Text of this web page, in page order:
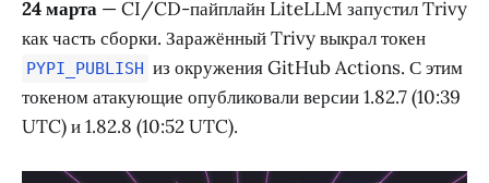
24 марта — CI/CD-пайплайн LiteLLM запустил Trivy
как часть сборки. Заражённый Trivy выкрал токен
PYPI_PUBLISH из окружения GitHub Actions. С этим
токеном атакующие опубликовали версии 1.82.7 (10:39
UTC) и 1.82.8 (10:52 UTC).